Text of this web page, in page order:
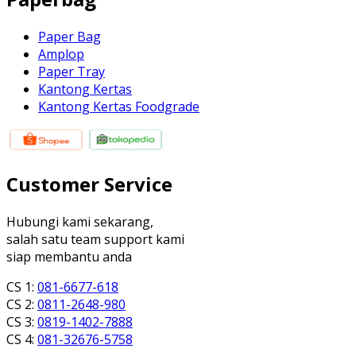
Paper Bag
Amplop
Paper Tray
Kantong Kertas
Kantong Kertas Foodgrade
Customer Service
Hubungi kami sekarang,
salah satu team support kami
siap membantu anda
CS 1: 081-6677-618
CS 2: 0811-2648-980
CS 3: 0819-1402-7888
CS 4: 081-32676-5758